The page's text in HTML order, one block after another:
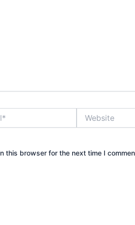
this browser for the next time I